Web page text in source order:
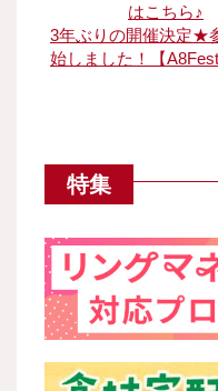
はこちら♪
3年ぶりの開催決定★
始しました！【
特集